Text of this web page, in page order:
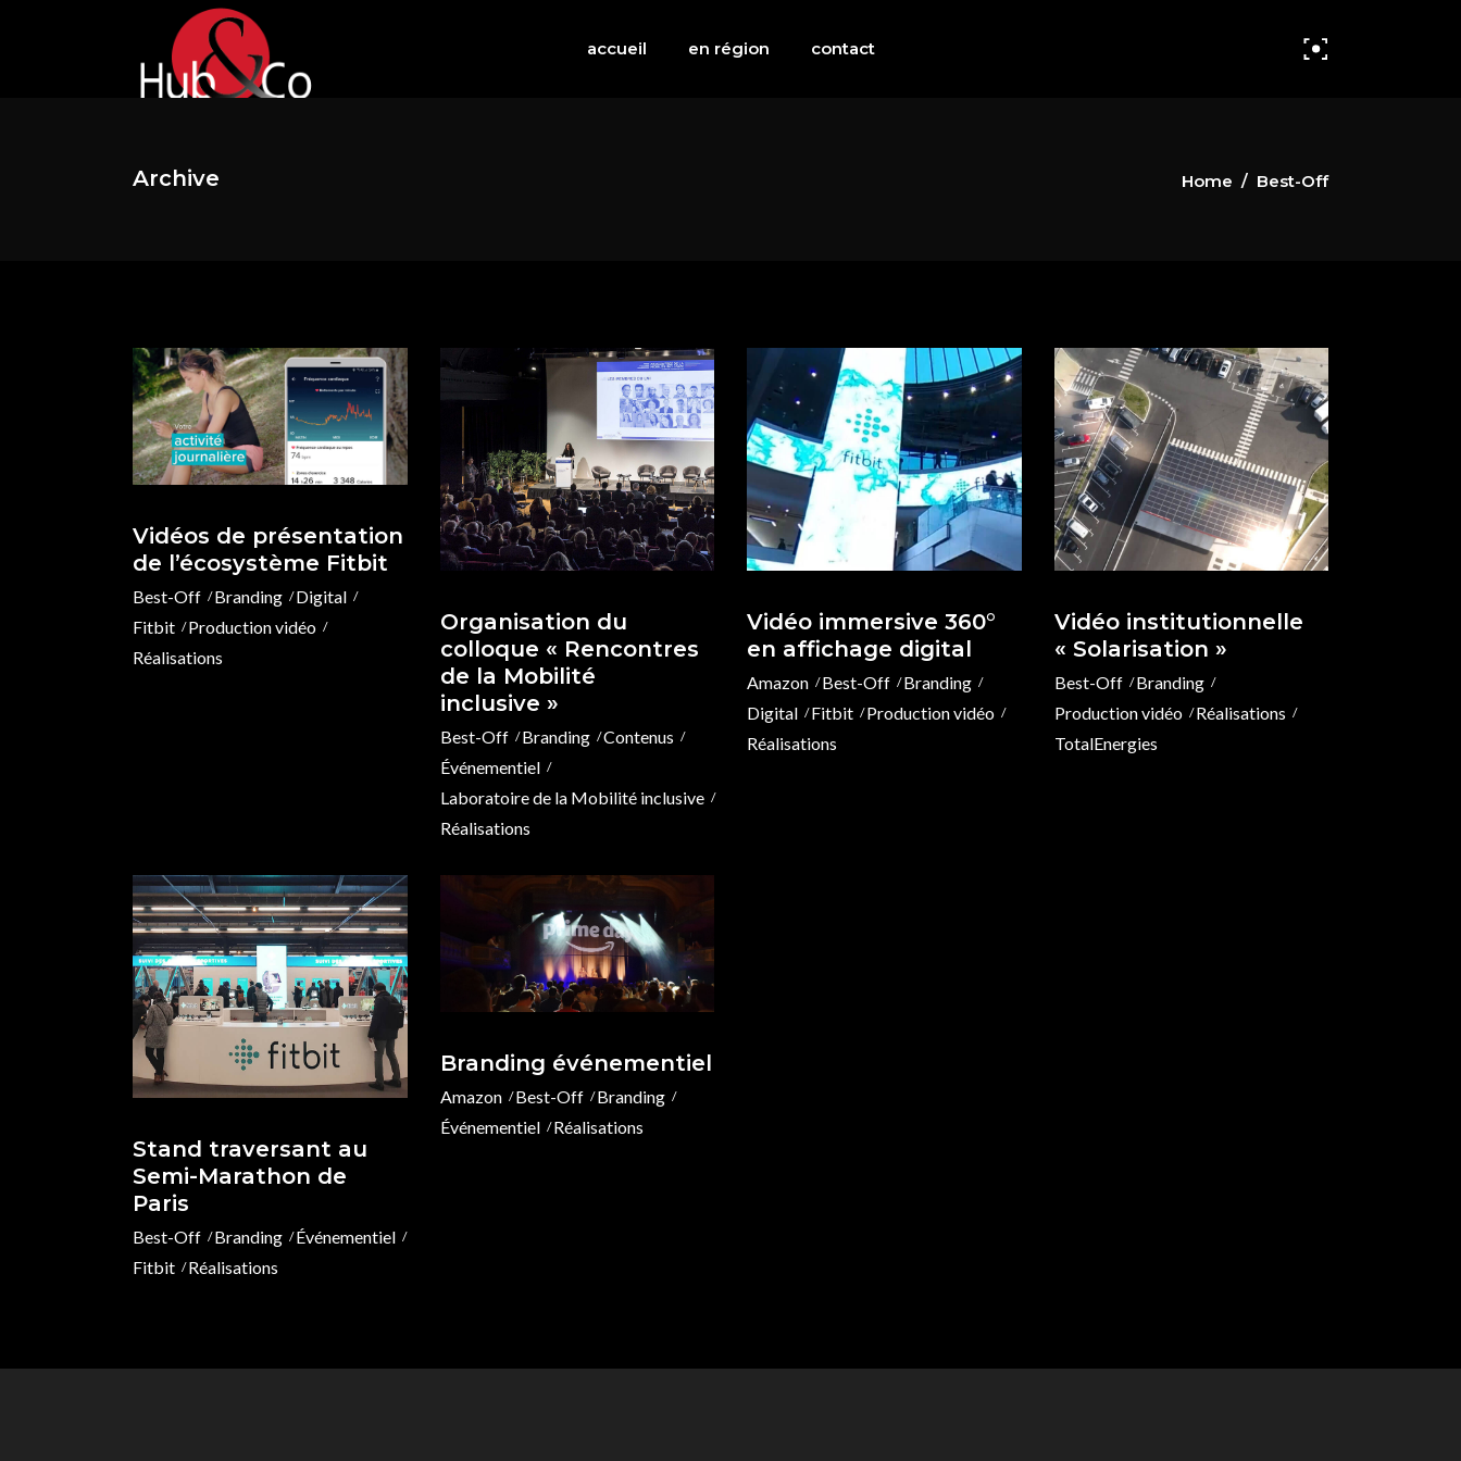
accueil en région contact
Archive Home / Best-Off
Vidéos de présentation
de l’écosystème Fitbit
Best-Off Branding
Digital
Fitbit
Production vidéo
Réalisations
Organisation du
colloque « Rencontres
de la Mobilité
inclusive »
Best-Off Branding
Contenus
Événementiel
Laboratoire de la Mobilité inclusive
Réalisations
Vidéo immersive 360°
en affichage digital
Amazon Best-Off
Branding
Digital
Fitbit
Production vidéo
Réalisations
Vidéo institutionnelle
« Solarisation »
Best-Off
Branding
Production vidéo
Réalisations
TotalEnergies
Stand traversant au
Semi-Marathon de
Paris
Best-Off Branding
Événementiel
Fitbit
Réalisations
Branding événementiel
Amazon Best-Off
Branding
Événementiel
Réalisations